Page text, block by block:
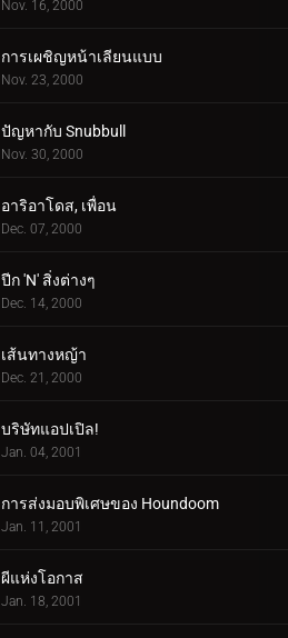
Nov. 16, 2000
การเผชิญหน้าเลียนแบบ
Nov. 23, 2000
ปัญหากับ Snubbull
Nov. 30, 2000
อาริอาโดส, เพื่อน
Dec. 07, 2000
ปีก 'N' สิ่งต่างๆ
Dec. 14, 2000
เส้นทางหญ้า
Dec. 21, 2000
บริษัทแอปเปิล!
Jan. 04, 2001
การส่งมอบพิเศษของ Houndoom
Jan. 11, 2001
ผีแห่งโอกาส
Jan. 18, 2001